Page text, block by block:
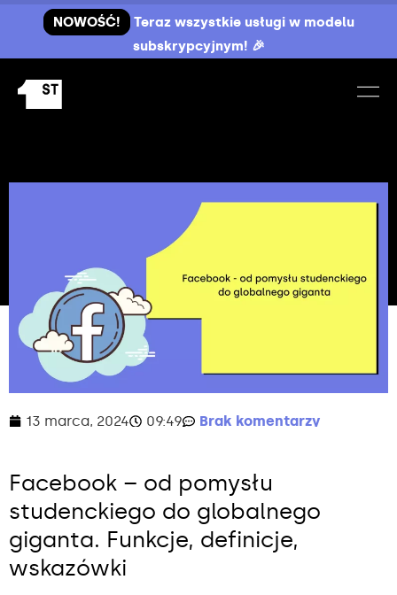
NOWOŚĆ!
Teraz wszystkie usługi w modelu
subskrypcyjnym! 🎉
13 marca, 2024 09:49 Brak komentarzy
Facebook – od pomysłu
studenckiego do globalnego
giganta. Funkcje, definicje,
wskazówki